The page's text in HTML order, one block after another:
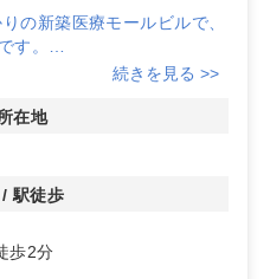
の新築医療モールビルで、
す。
続きを見る >>
在地
駅徒歩
歩2分